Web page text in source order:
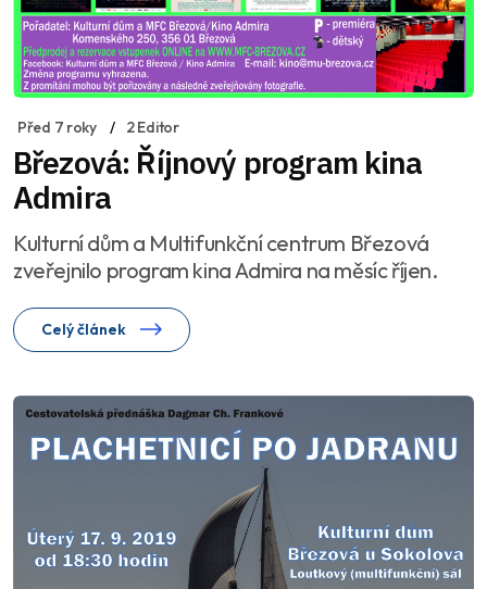
Před 7 roky 2 Editor
Březová: Říjnový program kina
Admira
Kulturní dům a Multifunkční centrum Březová
zveřejnilo program kina Admira na měsíc říjen.
Celý článek